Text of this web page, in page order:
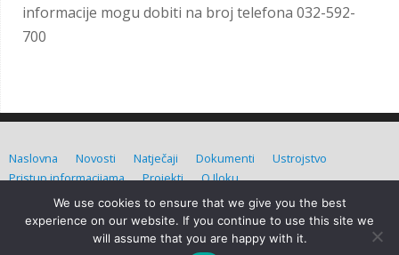
informacije mogu dobiti na broj telefona 032-592-
700
Naslovna Novosti Natječaji Dokumenti
Ustrojstvo
Pristup informacijama
Projekti O Iloku
Grad Ilok (C) Sva prava pridržana. Izradio: Admin d.o.o.
Grad Ilok| Powered by Mantra&WordPress.
We use cookies to ensure that we give you the best
experience on our website. If you continue to use this site we
will assume that you are happy with it.